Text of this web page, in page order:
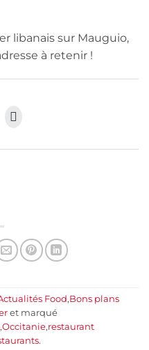
libanais sur Mauguio,
à retenir !
Food,Bons plans
et marqué
,Occitanie,restaurant
.